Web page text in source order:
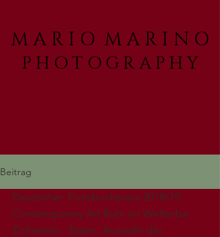
M A R I O M A R I N O
P H O T O G R A P H Y
Beitrag
Deutscher  Fotobuchpreis 2018/19.
Contemporary Art Ruhr im Welterbe
Zollverein,  Essen. Auswahl der